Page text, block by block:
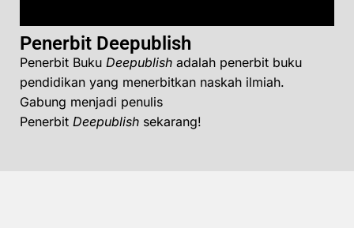
Penerbit Deepublish
Penerbit Buku Deepublish adalah penerbit buku
pendidikan yang menerbitkan naskah ilmiah.
Gabung menjadi penulis
Penerbit Deepublish sekarang!